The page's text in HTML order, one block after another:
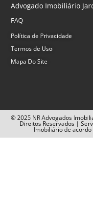
Advogado Imobiliário
FAQ
Política de Privacidade
Termos de Uso
Mapa Do Site
© 2025 NR Advogados
Direitos Reservados |
Imobiliário de